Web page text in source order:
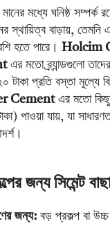
মানের মধ্যে ঘনিষ্ঠ সম্পর্ক
স্থায়িত্ব বাড়ায়, তেমনি
হতে পারে। Holcim
এর মতো ব্র্যান্ডগুলো
টাকা প্রতি বস্তা মূল্যে
Cement এর মতো কিছু
পাওয়া যায়, যা
জন্য সিমেন্ট
জন্য: বড় প্রকল্প বা উচ্চ